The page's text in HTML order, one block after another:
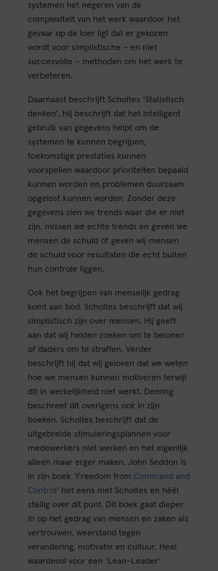
systemen het negeren van de
complexiteit van het werk waardoor het
gevaar op de loer ligt dat er gekozen
wordt voor simplistische – en niet
succesvolle – methoden om het werk te
verbeteren.
Daarnaast beschrijft Scholtes ‘Statistisch
denken’. Hij beschrijft dat het intelligent
gebruik van gegevens helpt om de
systemen te kunnen begrijpen,
toekomstige prestaties kunnen
voorspellen waardoor prioriteiten bepaald
kunnen worden en problemen duurzaam
opgelost kunnen worden. Zonder deze
gegevens zien we trends waar die er niet
zijn, missen we echte trends en geven we
mensen de schuld of geven wij mensen
de schuld voor resultaten die echt buiten
hun controle liggen.
Ook het begrijpen van menselijk gedrag
komt aan bod. Scholtes beschrijft dat wij
simplistisch zijn over mensen. Hij geeft
aan dat wij helden zoeken om te belonen
of daders om te straffen. Verder
beschrijft hij dat wij geloven dat we weten
hoe we mensen kunnen motiveren terwijl
dit in werkelijkheid niet werkt. Deming
beschreef dit overigens ook in zijn
boeken. Scholtes beschrijft dat de
uitgebreide stimuleringsplannen voor
medewerkers niet werken en het eigenlijk
alleen maar erger maken. John Seddon is
in zijn boek ‘Freedom from Command and
Control ‘ het eens met Scholtes en héél
stellig over dit punt. Dit boek gaat dieper
in op het gedrag van mensen en zaken als
vertrouwen, weerstand tegen
verandering, motivatie en cultuur. Heel
waardevol voor een ‘Lean-Leader’.